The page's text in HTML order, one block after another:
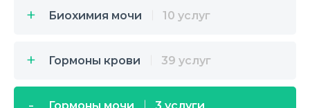
Биохимия мочи 10 услуг
Гормоны крови 39 услуг